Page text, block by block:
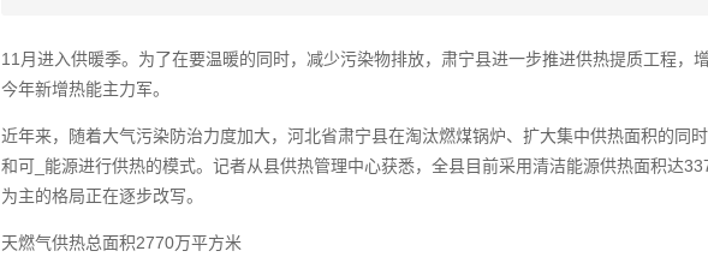
11月进入供暖季。为了在要温暖的同时，减少污染物排放，肃宁县进一步推进供热提质工程，
今年新增热能主力军。
近年来，随着大气污染防治力度加大，河北省肃宁县在淘汰燃煤锅炉、扩大集中供热面积的同
和可_能源进行供热的模式。记者从县供热管理中心获悉，全县目前采用清洁能源供热面积达
为主的格局正在逐步改写。
天燃气供热总面积2770万平方米